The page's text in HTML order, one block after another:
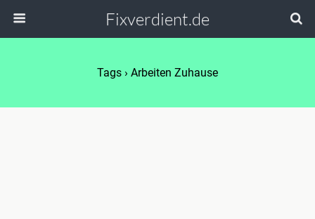
Fixverdient.de
Tags › Arbeiten Zuhause